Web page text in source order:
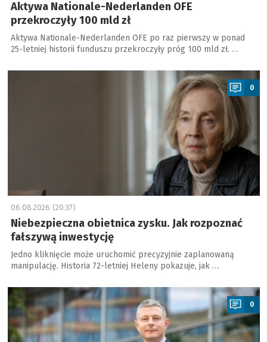
Aktywa Nationale-Nederlanden OFE
przekroczyły 100 mld zł
Aktywa Nationale-Nederlanden OFE po raz pierwszy w ponad
25-letniej historii funduszu przekroczyły próg 100 mld zł. …
a
0
06.08.2026 (20:37)
Niebezpieczna obietnica zysku. Jak rozpoznać
fałszywą inwestycję
Jedno kliknięcie może uruchomić precyzyjnie zaplanowaną
manipulację. Historia 72-letniej Heleny pokazuje, jak …
a
0